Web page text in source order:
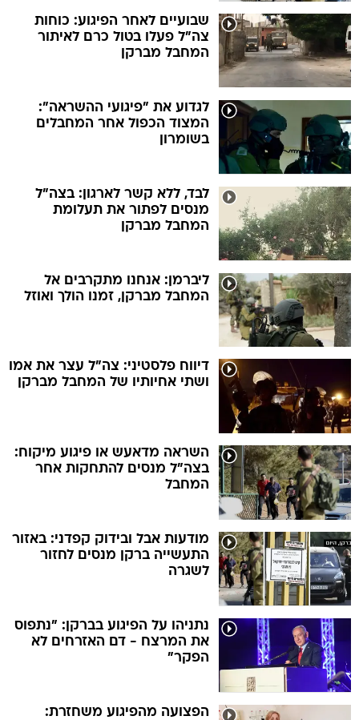
שבועיים לאחר הפיגוע: כוחות
צה"ל פעלו בטול כרם לאיתור
המחבל מברקן
לגדוע את "פיגועי ההשראה":
המצוד הכפול אחר המחבלים
בשומרון
לבד, ללא קשר לארגון: בצה"ל
מנסים לפתור את תעלומת
המחבל מברקן
ליברמן: אנחנו מתקרבים אל
המחבל מברקן, זמנו הולך ואוזל
דיווח פלסטיני: צה"ל עצר את אמו
ושתי אחיותיו של המחבל מברקן
השראה מדאעש או פיגוע מיקוח:
בצה"ל מנסים להתחקות אחר
המחבל
מודעות אבל ובידוק קפדני: באזור
התעשייה ברקן מנסים לחזור
לשגרה
נתניהו על הפיגוע בברקן: "נתפוס
את המרצח - דם האזרחים לא
הפקר"
הפצועה מהפיגוע משחזרת: